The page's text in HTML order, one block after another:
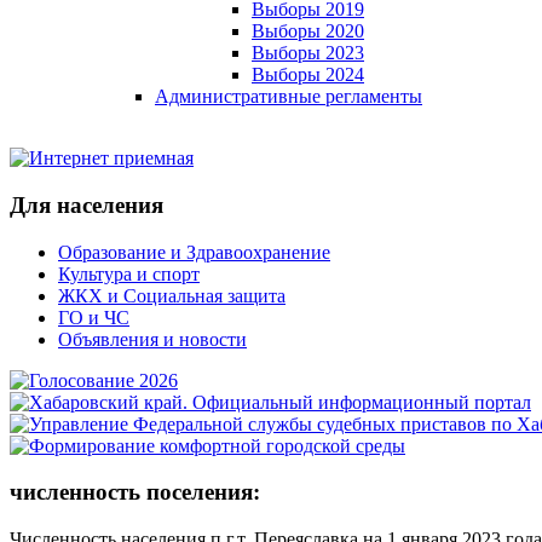
Выборы 2019
Выборы 2020
Выборы 2023
Выборы 2024
Административные регламенты
Для населения
Образование и Здравоохранение
Культура и спорт
ЖКХ и Социальная защита
ГО и ЧС
Объявления и новости
численность поселения: